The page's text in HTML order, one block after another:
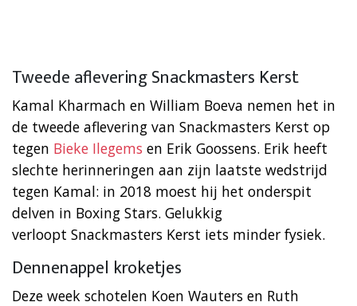
Tweede aflevering Snackmasters Kerst
Kamal Kharmach en William Boeva nemen het in
de tweede aflevering van Snackmasters Kerst op
tegen Bieke Ilegems en Erik Goossens. Erik heeft
slechte herinneringen aan zijn laatste wedstrijd
tegen Kamal: in 2018 moest hij het onderspit
delven in Boxing Stars. Gelukkig
verloopt Snackmasters Kerst iets minder fysiek.
Dennenappel kroketjes
Deze week schotelen Koen Wauters en Ruth